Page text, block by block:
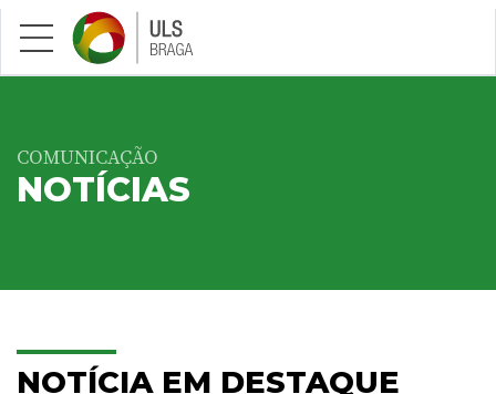
Saltar para conteúdo principal
COMUNICAÇÃO
NOTÍCIAS
NOTÍCIA EM DESTAQUE